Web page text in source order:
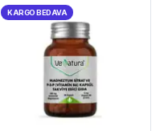
KARGO BEDAVA